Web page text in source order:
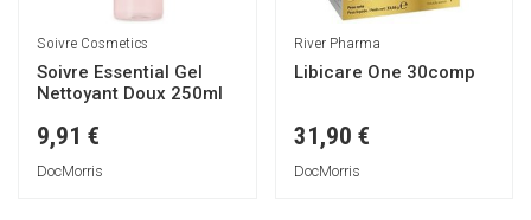
Soivre Cosmetics
Soivre Essential Gel
Nettoyant Doux 250ml
9,91 €
DocMorris
River Pharma
Libicare One 30comp
31,90 €
DocMorris